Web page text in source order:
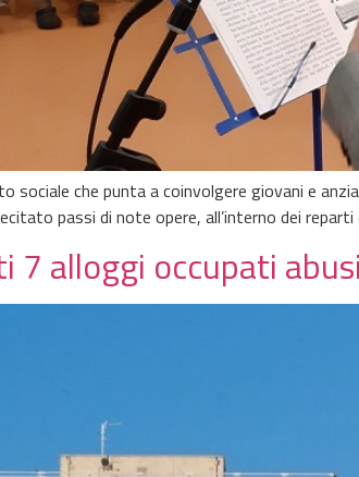
sociale che punta a coinvolgere giovani e
passi di note opere, all’interno dei
7 alloggi occupati